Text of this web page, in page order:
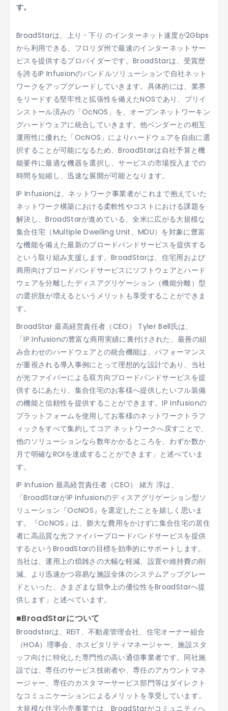
す。
BroadStarは、上り・下り のインターネット速度が2Gbps
から利用できる、フロリダ州で最速のインターネットサー
ビスを提供するプロバイダーです。BroadStarは、受賞歴
を誇るIP Infusionのバンドルソリューションで自社ネット
ワークをアップグレードしていきます。具体的には、業界
をリードする堅牢性と拡張性を備えたNOSであり、プリイ
ンストール済みの「OcNOS」を、オープンネットワーキン
グハードウェアに統合していきます。他ベンダーとの相互
運用性に優れた「OcNOS」によりハードウェアを自由に選
択することが可能になるため、BroadStarは自社予算と機
能要件に最適な機器を選択し、サービスの市場投入までの
時間を短縮し、迅速な展開が可能となります。
IP Infusionは、ネットワーク事業者がこれまで抱えていた
ネットワーク構築における柔軟性やコストにおける課題を
解決し、BroadStarが進めている、全米に広がる大規模な
集合住宅（Multiple Dwelling Unit、MDU）を対象に豊富
な機能を備えた最新のブロードバンドサービスを提供する
という取り組み支援します。BroadStarは、住宅用および
商用向けブロードバンドサービスにソフトウェアとハード
ウェアを分離したディスアグリゲーション（機能分離）型
の選択肢が増えるというメリットも享受することができま
す。
BroadStar 最高経営責任者（CEO） Tyler Bell氏は、
「IP Infusionの豊富な商用実績に裏付けされた、最善の組
み合わせのハードウェアとの統合機能は、パフォーマンス
が重視される導入事例にとって理想的な設計であり、当社
が光ファイバーによる双方向ブロードバンドサービスを提
供するにあたり、集合住宅のお客様へ提供したいフル装備
の機能と信頼性を提供することができます。IP Infusionの
プラットフォームを使用してお客様のネットワークトラフ
ィックをすべて集約してコア ネットワークへ戻すことで、
他のソリューションなら数年かかるところを、わずか数か
月で明確なROIを達成することができます」と述べていま
す。
IP Infusion 最高経営責任者（CEO） 緒方 淳は、
「BroadStarがIP Infusionのディスアグリゲーション型ソ
リューション『OcNOS』を選定したことを嬉しく思いま
す。『OcNOS』は、膨大な費用をかけずに集合住宅の居住
者に高品質な光ファイバーブロードバンドサービスを提供
するというBroadStarの目標を効率的にサポートします。
当社は、運用上の煩雑さの大幅な軽減、設置や維持費の削
減、より迅速かつ容易な施設全体のシステムアップグレー
ドといった、さまざまな競争上の優位性をBroadStarへ提
供します」と述べています。
■BroadStarについて
Broadstarは、REIT、不動産管理会社、住宅オーナー組合
（HOA）理事会、ホスピタリティマネージャー、施設スタ
ッフ向けに特化した専門性の高い通信事業者です。同社施
設では、専任のサービス技術者や、専任のアカウントマネ
ージャー、専任のカスタマーサービス部門等はダイレクト
なコミュニケーションによるメリットを享受しています。
大規模な住宅小売事業では、BroadStarがコミュニティへ